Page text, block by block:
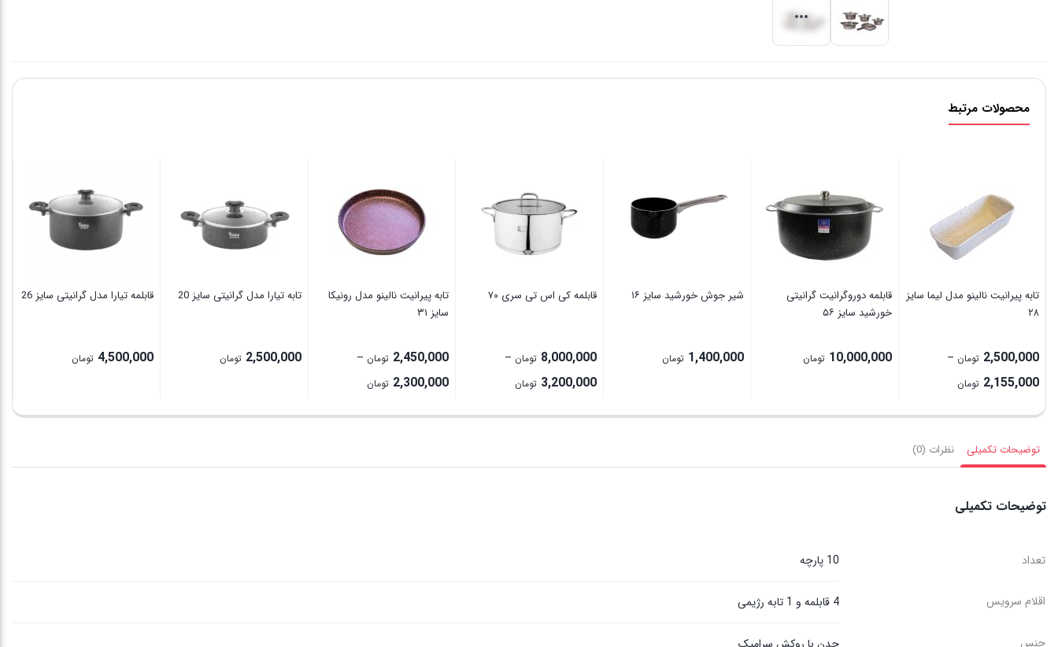
محصولات مرتبط
تابه پیرانیت نالینو مدل لیما سایز
۲۸
2,500,000 تومان –
2,155,000 تومان
through
2,500,000 تومان
قابلمه دوروگرانیت گرانیتی
خورشید سایز ۵۶
10,000,000 تومان
شیر جوش خورشید سایز ۱۶
1,400,000 تومان
قابلمه کی اس تی سری ۷۰
8,000,000 تومان –
3,200,000 تومان
8,000,000 تومان
تابه پیرانیت نالینو مدل رونیکا
سایز ۳۱
2,450,000 تومان –
2,300,000 تومانPrice
2,450,000 تومان
تابه تیارا مدل گرانیتی سایز 20
2,500,000 تومان
قابلمه تیارا مدل گرانیتی سایز 26
4,500,000 تومان
توضیحات تکمیلی نظرات (0)
توضیحات تکمیلی
تعداد 10 پارچه
اقلام سرویس 4 قابلمه و 1 تابه رژیمی
جنس